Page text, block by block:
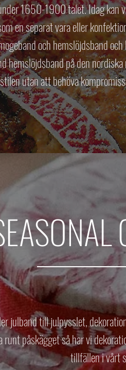
1650-1900 talet. Idag kan
en separat vara eller
och hemslöjdsband
hemslöjdsband på den
stilen utan att behöva
julband till julpysslet,
påskägget så har vi
tillfällen i vårt